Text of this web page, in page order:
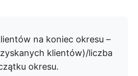
na koniec okresu –
klientów)/liczba
okresu.